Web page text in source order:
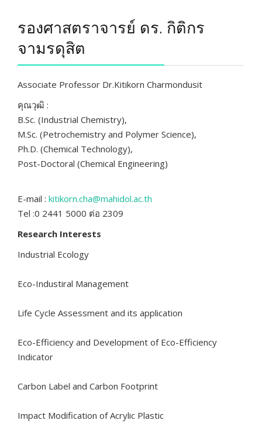
รองศาสตราจารย์ ดร. กิติกร
จามรดุสิต
Associate Professor Dr.Kitikorn Charmondusit
คุณวุฒิ :
B.Sc. (Industrial Chemistry),
M.Sc. (Petrochemistry and Polymer Science),
Ph.D. (Chemical Technology),
Post-Doctoral (Chemical Engineering)
E-mail : kitikorn.cha@mahidol.ac.th
Tel :0 2441 5000 ต่อ 2309
Research Interests
Industrial Ecology
Eco-Industiral Management
Life Cycle Assessment and its application
Eco-Efficiency and Development of Eco-Efficiency
Indicator
Carbon Label and Carbon Footprint
Impact Modification of Acrylic Plastic